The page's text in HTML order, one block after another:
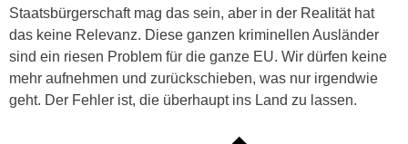
Staatsbürgerschaft mag das sein, aber in der Realität hat
das keine Relevanz. Diese ganzen kriminellen Ausländer
sind ein riesen Problem für die ganze EU. Wir dürfen keine
mehr aufnehmen und zurückschieben, was nur irgendwie
geht. Der Fehler ist, die überhaupt ins Land zu lassen.